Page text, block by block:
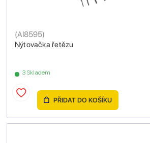
Nýtovačka řetězu
(AI8595)
3 Skladem
PŘIDAT DO KOŠÍKU